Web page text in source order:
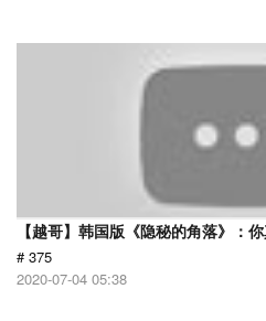
【越哥】韩国版《隐秘的角落》：
# 375
2020-07-04 05:38